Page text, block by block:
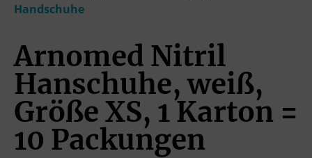
Handschuhe
Arnomed Nitril
Hanschuhe, weiß,
Größe XS, 1 Karton =
10 Packungen